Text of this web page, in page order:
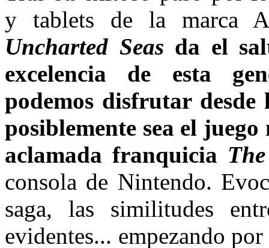
y tablets de la marca
Uncharted Seas da el
excelencia de esta
podemos disfrutar
posiblemente sea el
aclamada franquicia
consola de Nintendo.
saga, las similitudes
evidentes... empezando